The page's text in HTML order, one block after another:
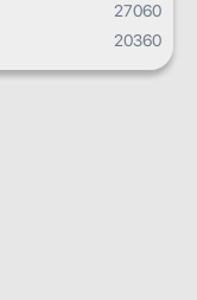
27060
20360